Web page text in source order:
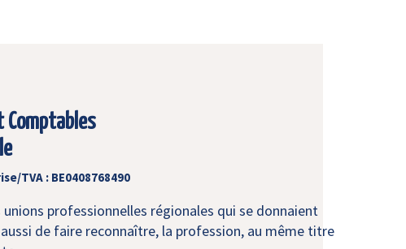
Comptables
TVA : BE0408768490
professionnelles régionales qui se donnaient
de faire reconnaître, la profession, au même titre